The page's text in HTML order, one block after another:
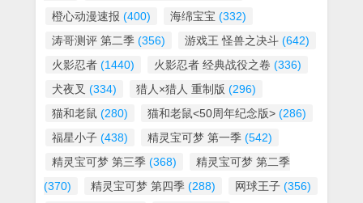
橙心动漫速报 (400) 海绵宝宝 (332)
涛哥测评 第二季 (356) 游戏王 怪兽之决斗 (642)
火影忍者 (1440) 火影忍者 经典战役之卷 (336)
犬夜叉 (334) 猎人×猎人 重制版 (296)
猫和老鼠 (280) 猫和老鼠<50周年纪念版> (286)
福星小子 (438) 精灵宝可梦 第一季 (542)
精灵宝可梦 第三季 (368)
精灵宝可梦 第二季
(370)
精灵宝可梦 第四季 (288) 网球王子 (356)